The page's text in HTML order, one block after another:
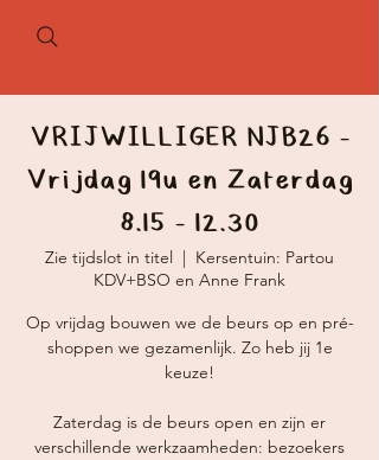
VRIJWILLIGER NJB26 -
Vrijdag 19u en Zaterdag
8.15 - 12.30
Zie tijdslot in titel
  |
Kersentuin: Partou
KDV+BSO en Anne Frank
Op vrijdag bouwen we de beurs op en pré-
shoppen we gezamenlijk. Zo heb jij 1e
keuze!
Zaterdag is de beurs open en zijn er
verschillende werkzaamheden: bezoekers